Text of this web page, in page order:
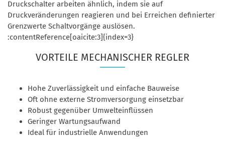
Druckschalter arbeiten ähnlich, indem sie auf
Druckveränderungen reagieren und bei Erreichen definierter
Grenzwerte Schaltvorgänge auslösen.
:contentReference[oaicite:3]{index=3}
VORTEILE MECHANISCHER REGLER
Hohe Zuverlässigkeit und einfache Bauweise
Oft ohne externe Stromversorgung einsetzbar
Robust gegenüber Umwelteinflüssen
Geringer Wartungsaufwand
Ideal für industrielle Anwendungen